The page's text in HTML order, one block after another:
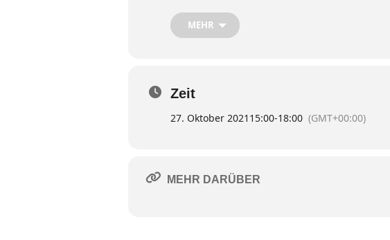
MEHR
Zeit
27. Oktober 2021 15:00-18:00 (GMT+00:00)
MEHR DARÜBER